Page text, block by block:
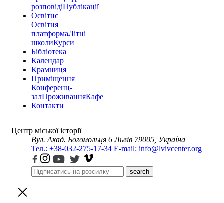
розповідіПублікації
Освітнє
Освітня
платформаЛітні
школиКурси
Бібліотека
Календар
Крамниця
Приміщення
Конференц-
залПроживанняКафе
Контакти
Центр міської історії
Вул. Акад. Богомольця 6 Львів 79005, Україна
Тел.: +38-032-275-17-34 E-mail: info@lvivcenter.org
search